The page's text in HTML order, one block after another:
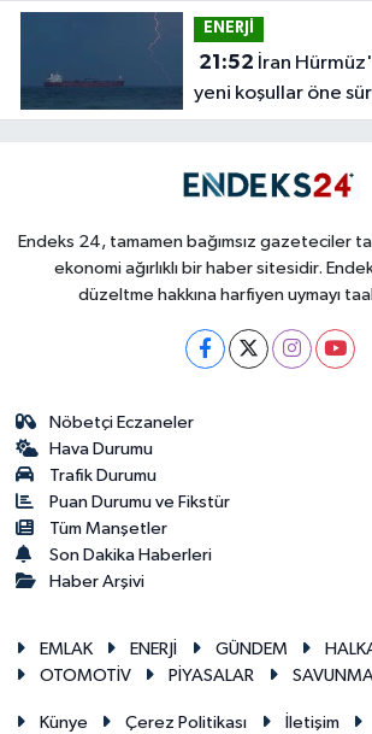
ENERJİ
21:52
yeni koşullar öne
Endeks 24, tamamen bağımsız gazeteciler
ekonomi ağırlıklı bir haber sitesidir.
düzeltme hakkına harfiyen uymayı
Nöbetçi Eczaneler
Hava Durumu
Trafik Durumu
Puan Durumu ve Fikstür
Tüm Manşetler
Son Dakika Haberleri
Haber Arşivi
EMLAK ENERJİ GÜNDEM
OTOMOTİV
PİYASALAR SAVUNMA
Künye Çerez Politikası İletişim